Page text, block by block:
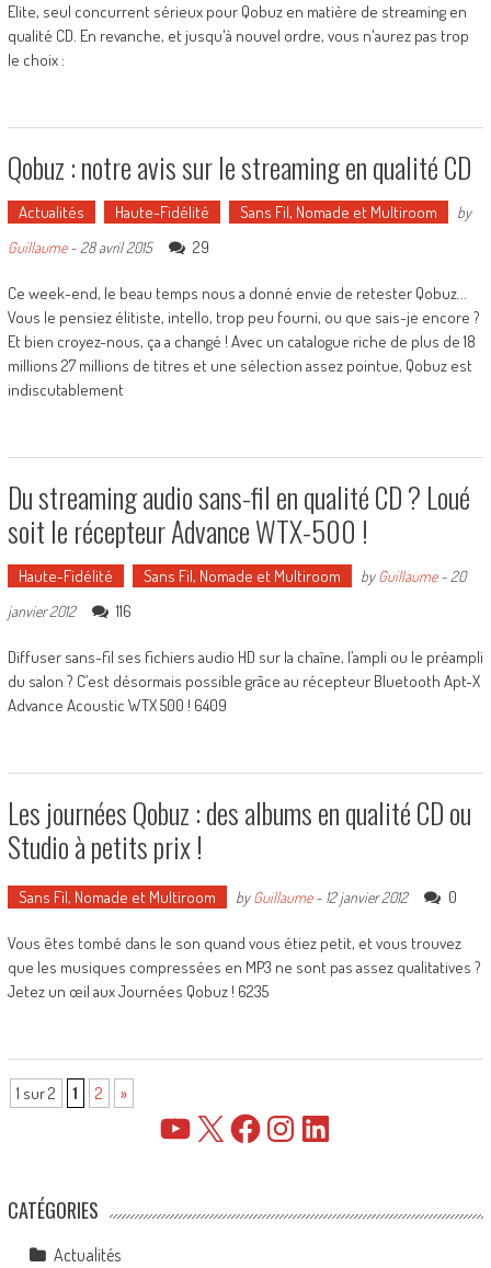
Elite, seul concurrent sérieux pour Qobuz en matière de streaming en
qualité CD. En revanche, et jusqu'à nouvel ordre, vous n'aurez pas trop
le choix :
Qobuz : notre avis sur le streaming en qualité CD
Actualités Haute-Fidélité Sans Fil, Nomade et Multiroom
by
Guillaume- 28 avril 2015 29
Ce week-end, le beau temps nous a donné envie de retester Qobuz...
Vous le pensiez élitiste, intello, trop peu fourni, ou que sais-je encore ?
Et bien croyez-nous, ça a changé ! Avec un catalogue riche de plus de 18
millions 27 millions de titres et une sélection assez pointue, Qobuz est
indiscutablement
Du streaming audio sans-fil en qualité CD ? Loué
soit le récepteur Advance WTX-500 !
Haute-Fidélité Sans Fil, Nomade et Multiroom byGuillaume- 20
janvier 2012
116
Diffuser sans-fil ses fichiers audio HD sur la chaîne, l’ampli ou le préampli
du salon ? C’est désormais possible grâce au récepteur Bluetooth Apt-X
Advance Acoustic WTX 500 ! 6409
Les journées Qobuz : des albums en qualité CD ou
Studio à petits prix !
Sans Fil, Nomade et Multiroom byGuillaume- 12 janvier 2012 0
Vous êtes tombé dans le son quand vous étiez petit, et vous trouvez
que les musiques compressées en MP3 ne sont pas assez qualitatives ?
Jetez un œil aux Journées Qobuz ! 6235
1 sur 2 1 2 »
YouTube FacebookInstagramLinkedIn
CATÉGORIES
Actualités